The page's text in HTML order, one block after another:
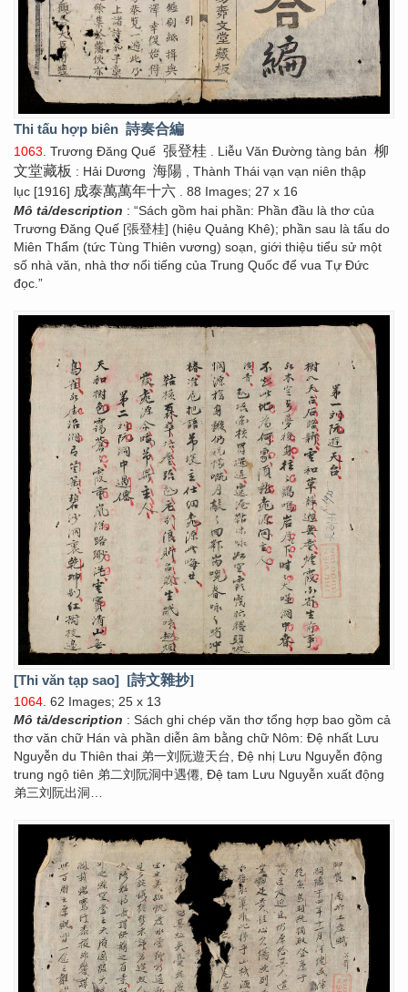
Thi tấu hợp biên 詩奏合編
1063 . Trương Đăng Quế 張登桂 . Liễu Văn Đường tàng bản 柳
文堂藏板 : Hải Dương 海陽 , Thành Thái vạn vạn niên thập
lục [1916] 成泰萬萬年十六 . 88 Images; 27 x 16
Mô tả/description : “Sách gồm hai phần: Phần đầu là thơ của
Trương Đăng Quế [張登桂] (hiệu Quảng Khê); phần sau là tấu do
Miên Thẩm (tức Tùng Thiên vương) soạn, giới thiệu tiểu sử một
số nhà văn, nhà thơ nổi tiếng của Trung Quốc để vua Tự Đức
đọc.”
[Thi văn tạp sao] [詩文雜抄]
1064 . 62 Images; 25 x 13
Mô tả/description : Sách ghi chép văn thơ tổng hợp bao gồm cả
thơ văn chữ Hán và phần diễn âm bằng chữ Nôm: Đệ nhất Lưu
Nguyễn du Thiên thai 弟一刘阮遊天台, Đệ nhị Lưu Nguyễn động
trung ngộ tiên 弟二刘阮洞中遇僊, Đệ tam Lưu Nguyễn xuất động
弟三刘阮出洞…